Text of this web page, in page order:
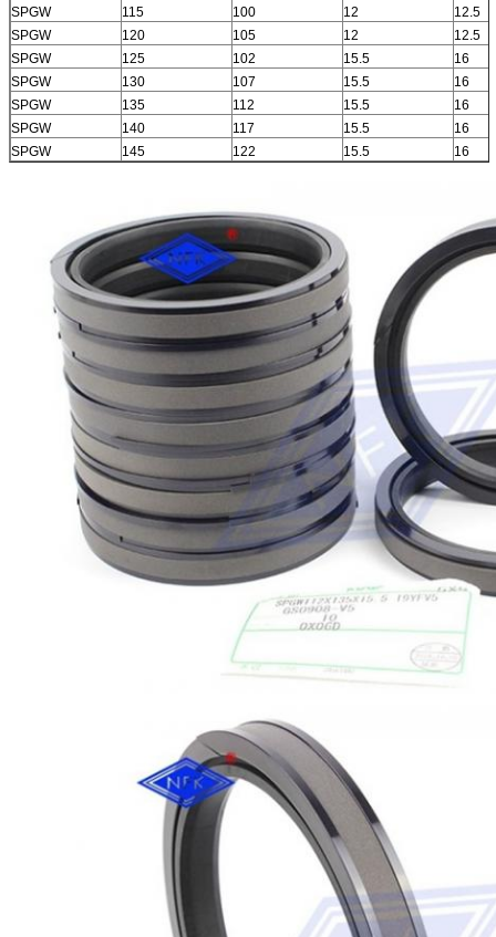
SPGW
115 100 12
12.5
SPGW
120 105 12
12.5
SPGW
125 102 15.5
16
SPGW
130 107 15.5
16
SPGW
135 112 15.5
16
SPGW
140 117 15.5
16
SPGW
145 122 15.5 16